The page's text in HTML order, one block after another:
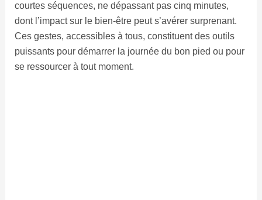
courtes séquences, ne dépassant pas cinq minutes,
dont l’impact sur le bien-être peut s’avérer surprenant.
Ces gestes, accessibles à tous, constituent des outils
puissants pour démarrer la journée du bon pied ou pour
se ressourcer à tout moment.